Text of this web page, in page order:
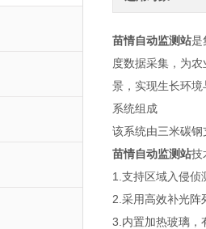
苗情自动监测站是
度数据采集，为
景，实现生长环
系统组成
该系统由三米碳
苗情自动监测站技
1.支持区域入侵侦
2.采用高效补光阵
3.内置加热玻璃，